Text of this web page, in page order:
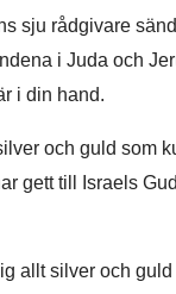
sju rådgivare
i Juda och
i din hand.
och guld som
gett till Israels
allt silver och